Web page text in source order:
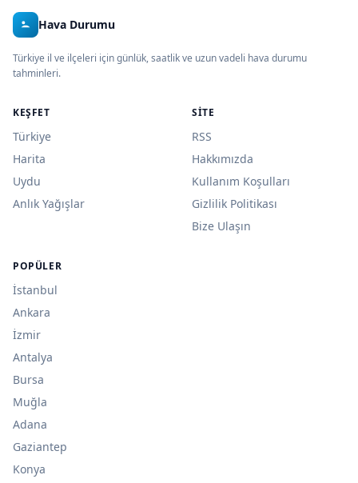
Hava Durumu
Türkiye il ve ilçeleri için günlük, saatlik ve uzun vadeli hava durumu
tahminleri.
KEŞFET
Türkiye
Harita
Uydu
Anlık Yağışlar
SITE
RSS
Hakkımızda
Kullanım Koşulları
Gizlilik Politikası
Bize Ulaşın
POPÜLER
İstanbul
Ankara
İzmir
Antalya
Bursa
Muğla
Adana
Gaziantep
Konya